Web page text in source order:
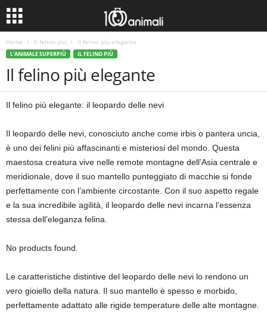
Home Il felino più Il felino più elegante
L'ANIMALE SUPERPIÙ IL FELINO PIÙ
Il felino più elegante
Il felino più elegante: il leopardo delle nevi
Il leopardo delle nevi, conosciuto anche come irbis o pantera uncia,
è uno dei felini più affascinanti e misteriosi del mondo. Questa
maestosa creatura vive nelle remote montagne dell’Asia centrale e
meridionale, dove il suo mantello punteggiato di macchie si fonde
perfettamente con l’ambiente circostante. Con il suo aspetto regale
e la sua incredibile agilità, il leopardo delle nevi incarna l’essenza
stessa dell’eleganza felina.
No products found.
Le caratteristiche distintive del leopardo delle nevi lo rendono un
vero gioiello della natura. Il suo mantello è spesso e morbido,
perfettamente adattato alle rigide temperature delle alte montagne.